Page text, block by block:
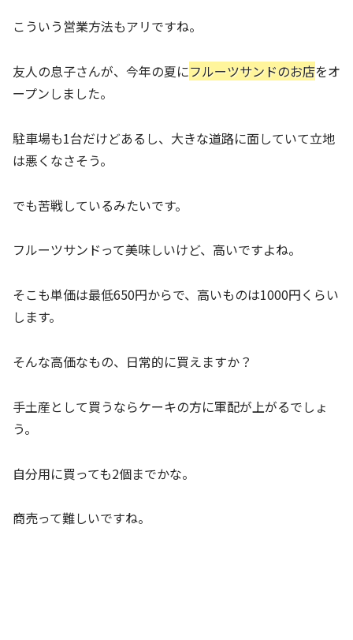
こういう営業方法もアリですね。
友人の息子さんが、今年の夏にフルーツサンドのお店をオ
ープンしました。
駐車場も1台だけどあるし、大きな道路に面していて立地
は悪くなさそう。
でも苦戦しているみたいです。
フルーツサンドって美味しいけど、高いですよね。
そこも単価は最低650円からで、高いものは1000円くらい
します。
そんな高価なもの、日常的に買えますか？
手土産として買うならケーキの方に軍配が上がるでしょ
う。
自分用に買っても2個までかな。
商売って難しいですね。